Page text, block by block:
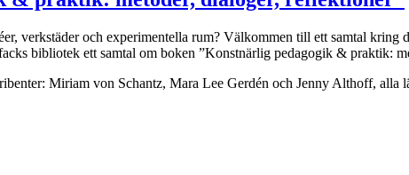
verkstäder och experimentella rum? Välkommen till ett samtal
bibliotek ett samtal om boken ”Konstnärlig pedagogik & praktik:
Miriam von Schantz, Mara Lee Gerdén och Jenny Althoff,